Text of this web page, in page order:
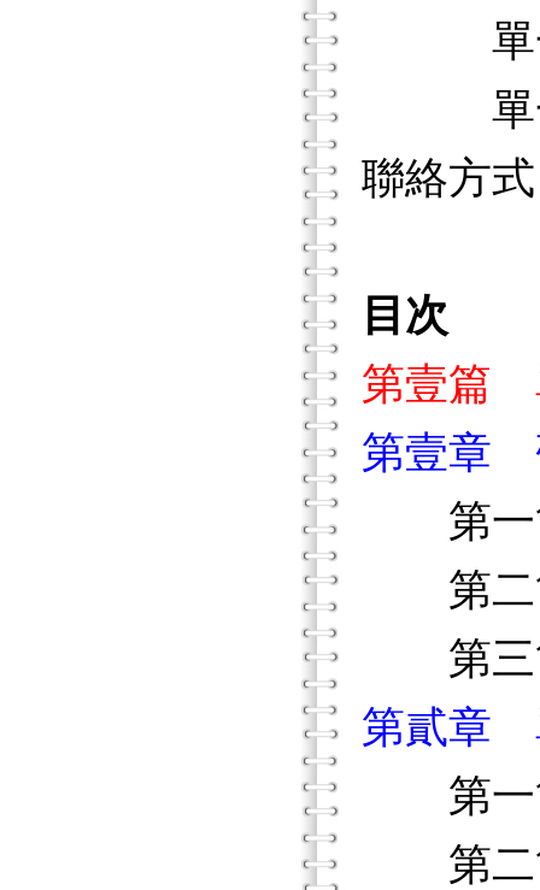
單一個
單一個
聯絡方
目次
第壹篇
第壹章
第一
第二
第三
第貳章
第一
第二